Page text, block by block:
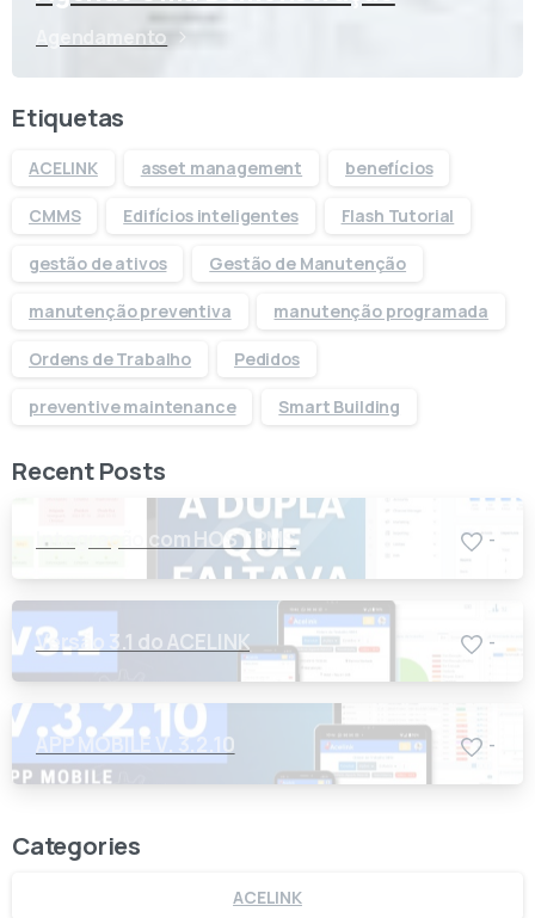
Agendamento
Etiquetas
ACELINK asset management benefícios
CMMS Edifícios inteligentes Flash Tutorial
gestão de ativos Gestão de Manutenção
manutenção preventiva manutenção programada
Ordens de Trabalho Pedidos
preventive maintenance Smart Building
Recent Posts
Integração com HOST PMS -
Versão 3.1 do ACELINK -
APP MOBILE V. 3.2.10 -
Categories
ACELINK